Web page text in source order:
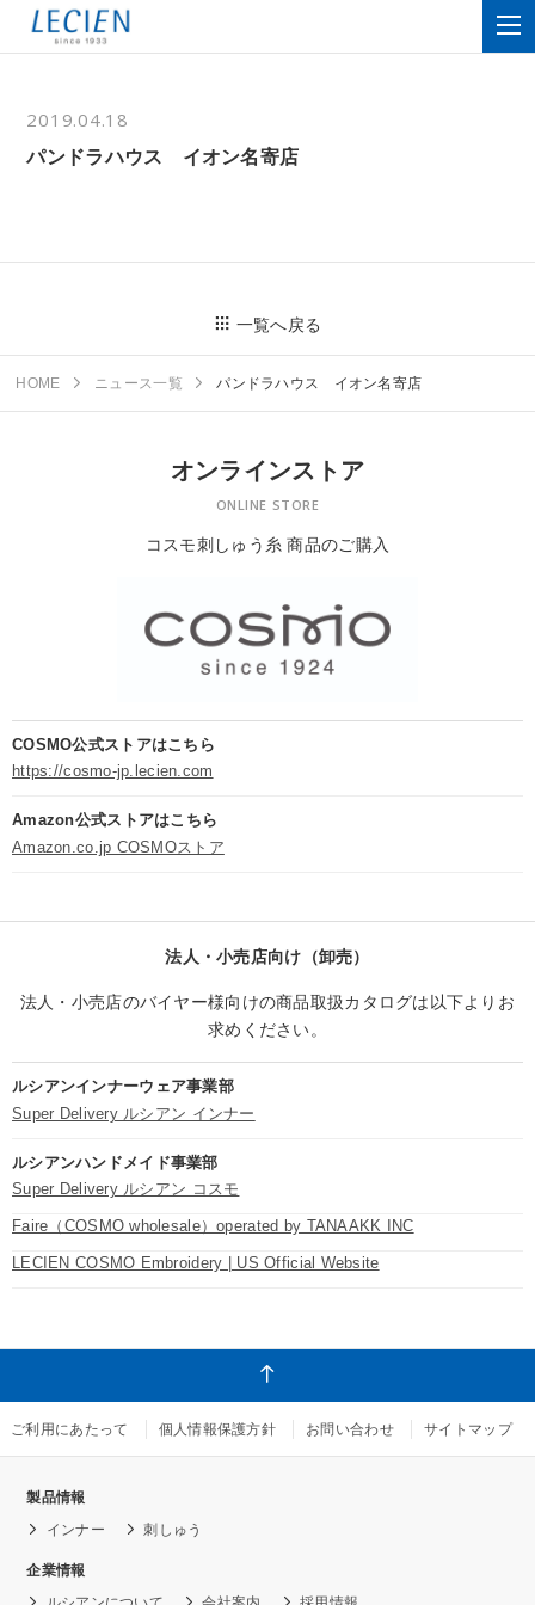
2019.04.18
パンドラハウス イオン名寄店
一覧へ戻る
HOME ニュース一覧 パンドラハウス イオン名寄店
オンラインストア
ONLINE STORE
コスモ刺しゅう糸 商品のご購入
COSMO公式ストアはこちら
https://cosmo-jp.lecien.com
Amazon公式ストアはこちら
Amazon.co.jp COSMOストア
法人・小売店向け（卸売）
法人・小売店のバイヤー様向けの商品取扱カタログは以下よりお
求めください。
ルシアンインナーウェア事業部
Super Delivery ルシアン インナー
ルシアンハンドメイド事業部
Super Delivery ルシアン コスモ
Faire（COSMO wholesale）operated by TANAAKK INC
LECIEN COSMO Embroidery | US Official Website
ご利用にあたって 個人情報保護方針 お問い合わせ サイトマップ
製品情報
インナー
刺しゅう
企業情報